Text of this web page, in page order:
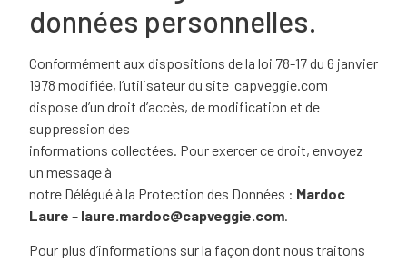
données personnelles.
Conformément aux dispositions dela loi 78-17 du 6 janvier
1978 modifiée, l’utilisateur du site capveggie.com
dispose d’un droit d’accès, de modification et de
suppression des
informations collectées. Pour exercer ce droit, envoyez
un message à
notre Délégué à la Protection des Données : Mardoc
Laure – laure.mardoc@capveggie.com.
Pour plus d’informations sur la façon dont nous traitons